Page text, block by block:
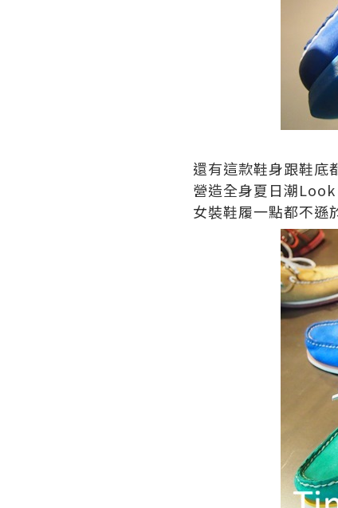
還有這款鞋身跟鞋底
營造全身夏日潮Look
女裝鞋履一點都不遜